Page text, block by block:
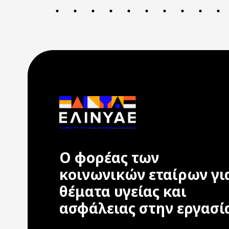
Ο φορέας των
κοινωνικών εταίρων
θέματα υγείας και
ασφάλειας στην